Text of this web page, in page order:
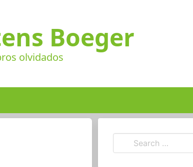
Boeger
olvidados